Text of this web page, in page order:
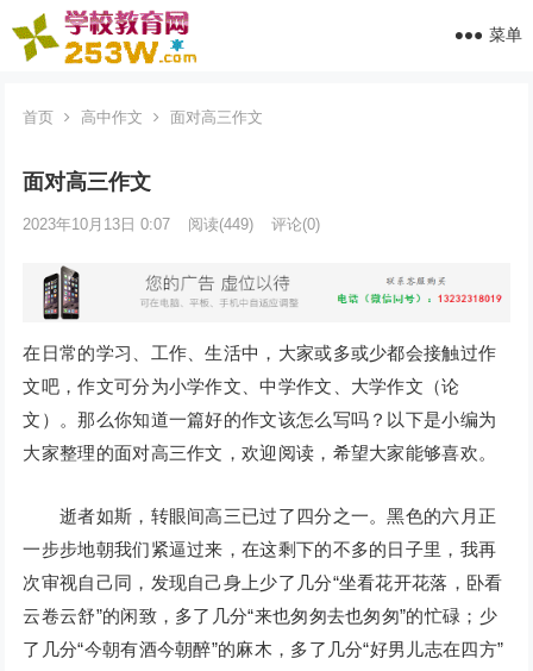
菜单
首页 高中作文 面对高三作文
面对高三作文
2023年10月13日 0:07 阅读(449) 评论(0)
在日常的学习、工作、生活中，大家或多或少都会接触过作
文吧，作文可分为小学作文、中学作文、大学作文（论
文）。那么你知道一篇好的作文该怎么写吗？以下是小编为
大家整理的面对高三作文，欢迎阅读，希望大家能够喜欢。
逝者如斯，转眼间高三已过了四分之一。黑色的六月正
一步步地朝我们紧逼过来，在这剩下的不多的日子里，我再
次审视自己同，发现自己身上少了几分“坐看花开花落，卧看
云卷云舒”的闲致，多了几分“来也匆匆去也匆匆”的忙碌；少
了几分“今朝有酒今朝醉”的麻木，多了几分“好男儿志在四方”